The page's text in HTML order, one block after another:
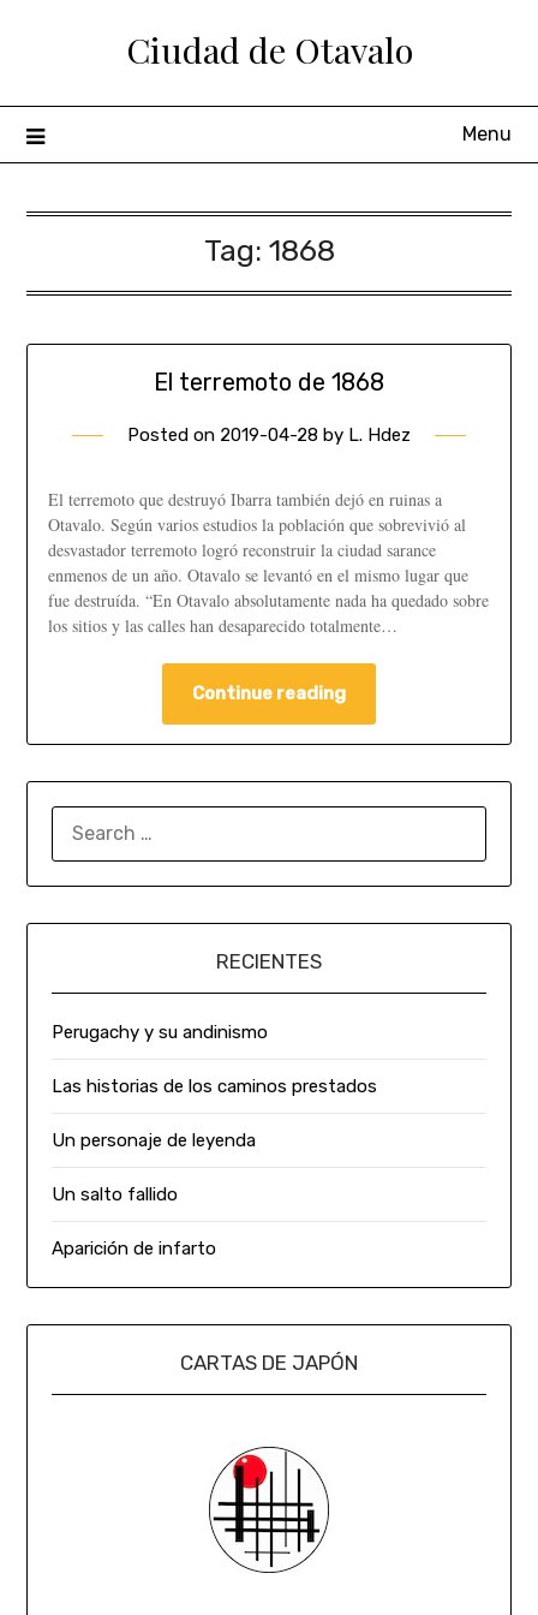
Ciudad de Otavalo
Menu
Tag: 1868
El terremoto de 1868
Posted on 2019-04-28 by L. Hdez
El terremoto que destruyó Ibarra también dejó en ruinas a
Otavalo. Según varios estudios la población que sobrevivió al
desvastador terremoto logró reconstruir la ciudad sarance
enmenos de un año. Otavalo se levantó en el mismo lugar que
fue destruída. “En Otavalo absolutamente nada ha quedado sobre
los sitios y las calles han desaparecido totalmente…
Continue reading
RECIENTES
Perugachy y su andinismo
Las historias de los caminos prestados
Un personaje de leyenda
Un salto fallido
Aparición de infarto
CARTAS DE JAPÓN